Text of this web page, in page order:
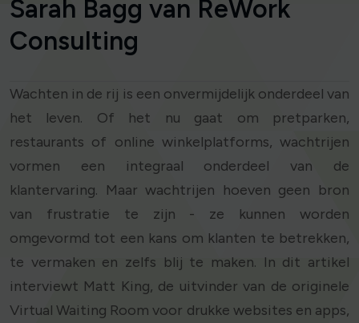
Sarah Bagg van ReWork
Consulting
Wachten in de rij is een onvermijdelijk onderdeel van
het leven. Of het nu gaat om pretparken,
restaurants of online winkelplatforms, wachtrijen
vormen een integraal onderdeel van de
klantervaring. Maar wachtrijen hoeven geen bron
van frustratie te zijn - ze kunnen worden
omgevormd tot een kans om klanten te betrekken,
te vermaken en zelfs blij te maken. In dit artikel
interviewt Matt King, de uitvinder van de originele
Virtual Waiting Room voor drukke websites en apps,